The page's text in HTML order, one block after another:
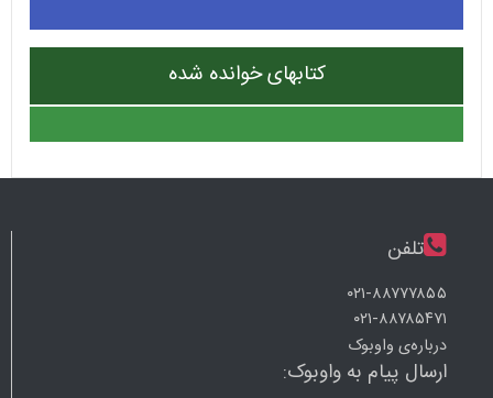
کتابهای خوانده شده
تلفن
۰۲۱-۸۸۷۷۷۸۵۵
۰۲۱-۸۸۷۸۵۴۷۱
درباره‌ی واوبوک
ارسال پیام به واوبوک: